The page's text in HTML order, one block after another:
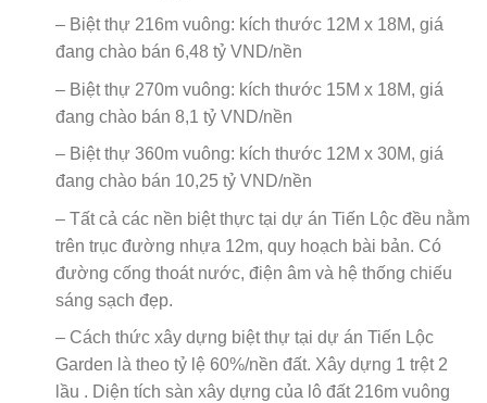
– Biệt thự 216m vuông: kích thước 12M x 18M, giá
đang chào bán 6,48 tỷ VND/nền
– Biệt thự 270m vuông: kích thước 15M x 18M, giá
đang chào bán 8,1 tỷ VND/nền
– Biệt thự 360m vuông: kích thước 12M x 30M, giá
đang chào bán 10,25 tỷ VND/nền
– Tất cả các nền biệt thực tại dự án Tiến Lộc đều nằm
trên trục đường nhựa 12m, quy hoạch bài bản. Có
đường cống thoát nước, điện âm và hệ thống chiếu
sáng sạch đẹp.
– Cách thức xây dựng biệt thự tại dự án Tiến Lộc
Garden là theo tỷ lệ 60%/nền đất. Xây dựng 1 trệt 2
lầu . Diện tích sàn xây dựng của lô đất 216m vuông